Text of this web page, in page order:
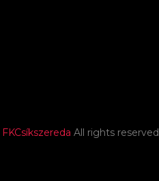
FKCsíkszereda All rights reserved